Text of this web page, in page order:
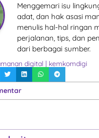
Menggemari isu
adat, dan hak asasi
menulis hal-hal ringan
perjalanan, tips, dan
dari berbagai sumber.
digital | kemkomdigi